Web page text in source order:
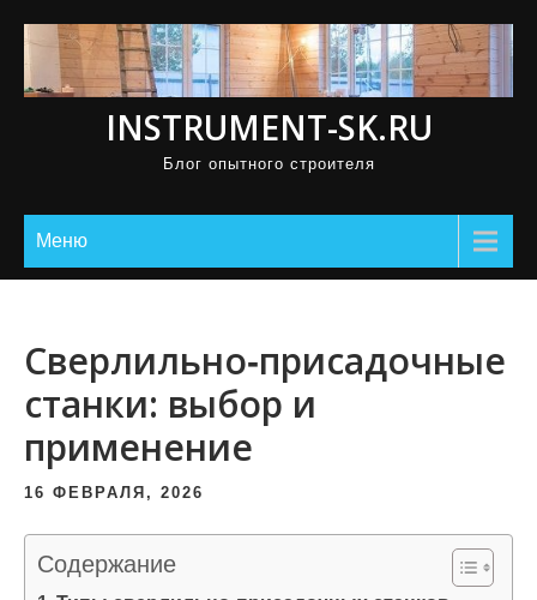
ь
INSTRUMENT-SK.RU
Блог опытного строителя
Меню
Сверлильно‑присадочные
станки: выбор и
применение
16 ФЕВРАЛЯ, 2026
Содержание